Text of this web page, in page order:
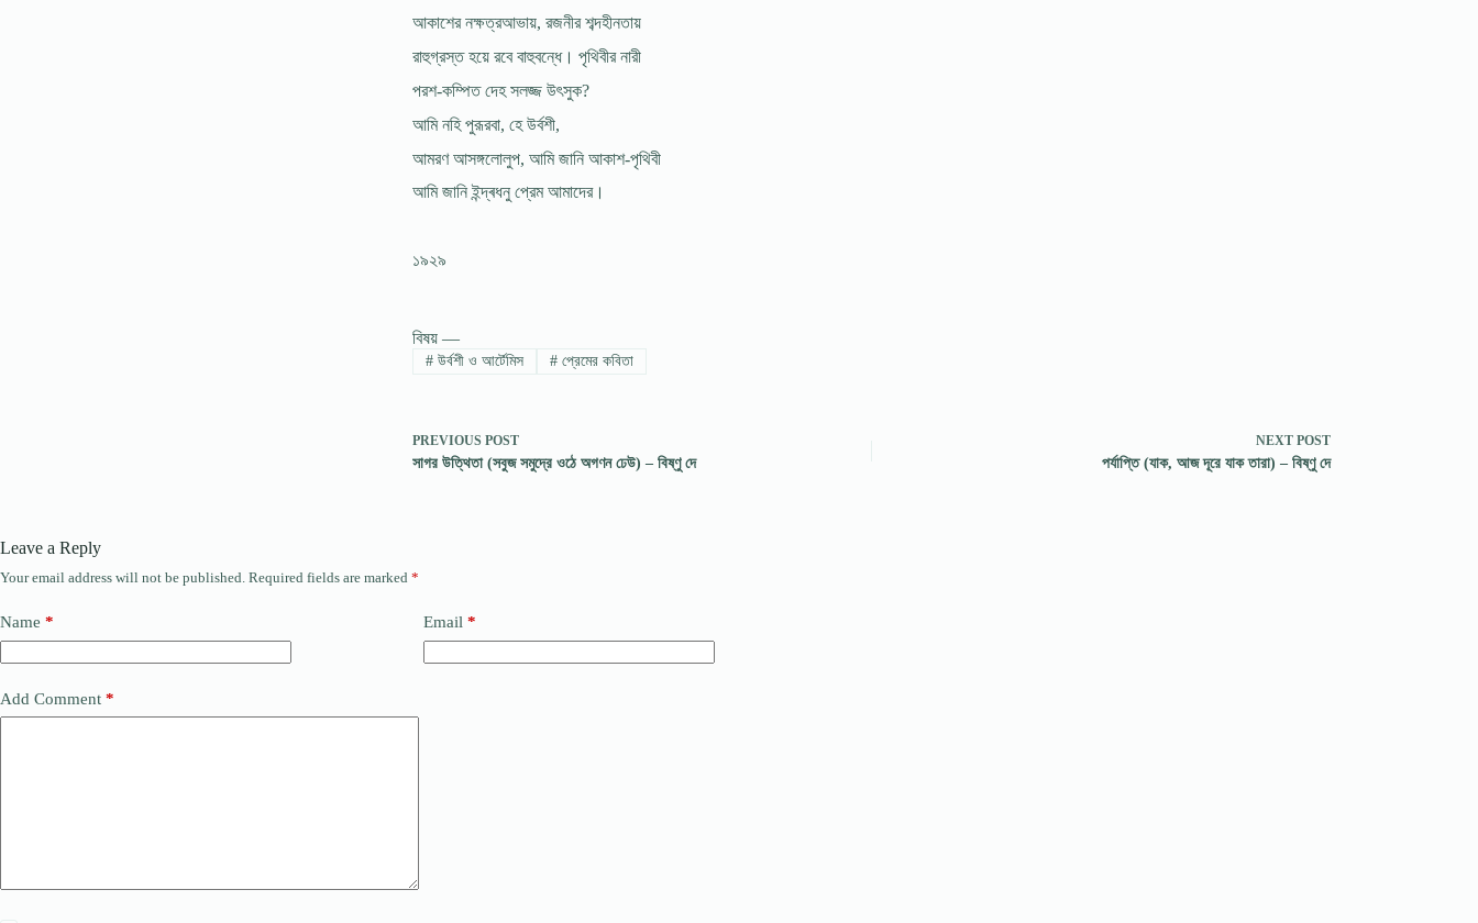
আকাশের নক্ষত্রআভায়, রজনীর শব্দহীনতায়
রাহুগ্রস্ত হয়ে রবে বাহুবন্ধে। পৃথিবীর নারী
পরশ-কম্পিত দেহ সলজ্জ উৎসুক?
আমি নহি পুরূরবা, হে উৰ্বশী,
আমরণ আসঙ্গলোলুপ, আমি জানি আকাশ-পৃথিবী
আমি জানি ইন্দ্ৰধনু প্রেম আমাদের।
১৯২৯
বিষয় —
#উর্বশী ও আর্টেমিস #প্রেমের কবিতা
PREVIOUS POST
সাগর উত্থিতা (সবুজ সমুদ্রে ওঠে অগণন ঢেউ) – বিষ্ণু দে
NEXT POST
পর্যাপ্তি (যাক, আজ দূরে যাক তারা) – বিষ্ণু দে
Leave a Reply
Your email address will not be published. Required fields are marked *
Name * Email *
Add Comment *